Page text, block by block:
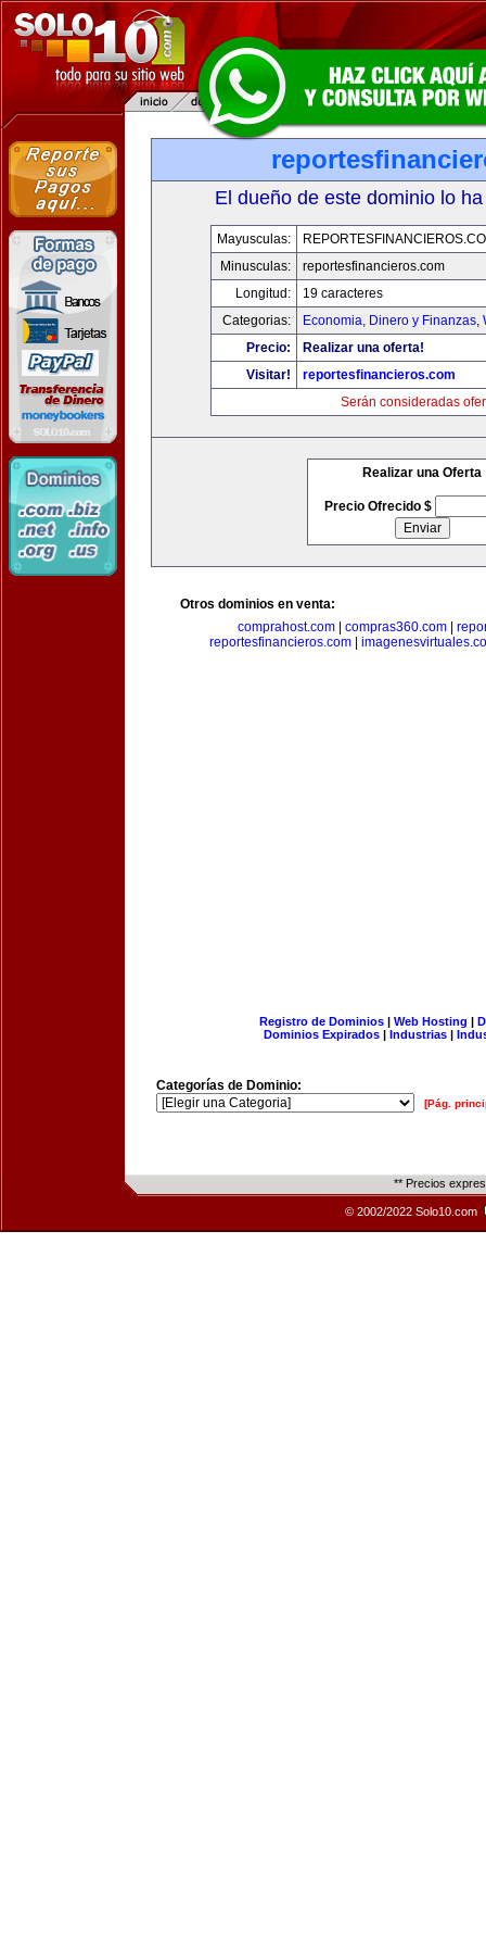
El dueño de este dominio lo
Mayusculas:
Minusculas:
reportesfinancieros.com
Longitud:
19 caracteres
Categorias:
Economia, Dinero y Finanzas,
Precio:
Realizar una oferta!
Visitar!
reportesfinancieros.com
Serán consideradas
Realizar una Oferta
Precio Ofrecido $
Otros dominios en venta:
comprahost.com| compras360.com|
reportesfinancieros.com
Registro de Dominios| Web Hosting |
Dominios Expirados | Industrias |
Categorías de Dominio:
[Pág.
** Precios
© 2002/2022 Solo10.com